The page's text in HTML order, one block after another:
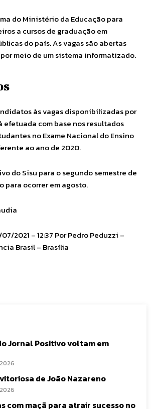
do Ministério da Educação para
a cursos de graduação em
do país. As vagas são abertas
meio de um sistema informatizado.
às vagas disponibilizadas por
efetuada com base nos resultados
no Exame Nacional do Ensino
ao ano de 2020.
do Sisu para o segundo semestre de
para ocorrer em agosto.
2021 – 12:37 Por Pedro Peduzzi –
Brasil – Brasília
Jornal Positivo voltam em
de João Nazareno
com maçã para atrair sucesso no